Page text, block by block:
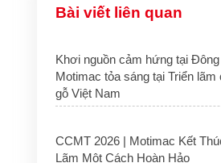
Bài viết liên quan
Khơi nguồn cảm hứng tại
Motimac tỏa sáng tại Triển lãm
gỗ Việt Nam
CCMT 2026 | Motimac Kết
Lãm Một Cách Hoàn Hảo